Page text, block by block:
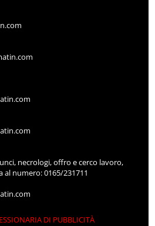
necrologi, offro e cerco lavoro,
numero: 0165/231711
DI PUBBLICITÀ